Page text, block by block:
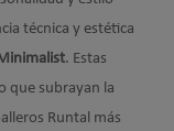
técnica y estética
. Estas
que subrayan la
Runtal más